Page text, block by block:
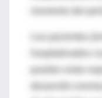
momento del
pueden estar